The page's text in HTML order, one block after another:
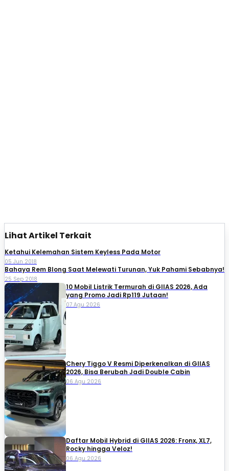
Lihat Artikel Terkait
Ketahui Kelemahan Sistem Keyless Pada Motor
05 Jun 2018
Bahaya Rem Blong Saat Melewati Turunan, Yuk Pahami Sebabnya!
25 Sep 2018
10 Mobil Listrik Termurah di GIIAS 2026, Ada
yang Promo Jadi Rp119 Jutaan!
07 Agu 2026
Chery Tiggo V Resmi Diperkenalkan di GIIAS
2026, Bisa Berubah Jadi Double Cabin
06 Agu 2026
Daftar Mobil Hybrid di GIIAS 2026: Fronx, XL7,
Rocky hingga Veloz!
06 Agu 2026